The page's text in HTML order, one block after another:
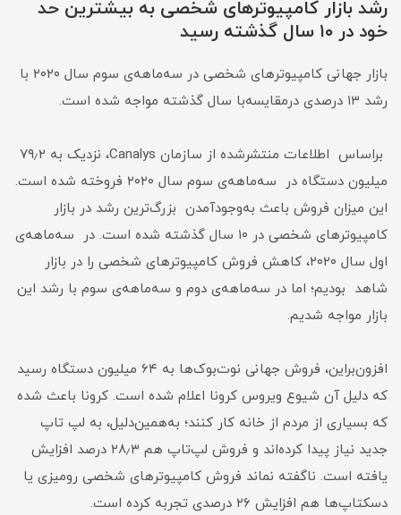
رشد بازار کامپیوترهای شخصی به بیشترین حد
خود در ۱۰ سال گذشته رسید
بازار جهانی کامپیوترهای شخصی در سه‌ماهه‌ی سوم سال ۲۰۲۰ با
رشد ۱۳ درصدی در‌مقایسه‌با سال گذشته مواجه شده است.
براساس اطلاعات منتشر‌شده از سازمان Canalys، نزدیک به ۷۹٫۲
میلیون دستگاه در سه‌ماهه‌ی سوم سال ۲۰۲۰ فروخته شده است.
این میزان فروش باعث به‌وجود‌آمدن بزرگ‌ترین رشد در بازار
کامپیوترهای شخصی در ۱۰ سال گذشته شده است. در سه‌ماهه‌ی
اول سال ۲۰۲۰، کاهش فروش کامپیوترهای شخصی را در بازار
شاهد بودیم؛ اما در سه‌ماهه‌ی دوم و سه‌ماهه‌ی سوم با رشد این
بازار مواجه شدیم.
افزون‌براین، فروش جهانی نوت‌بوک‌ها به ۶۴ میلیون دستگاه رسید
که دلیل آن شیوع ویروس کرونا اعلام شده است. کرونا باعث شده
که بسیاری از مردم از خانه کار کنند؛ به‌همین‌دلیل، به لپ ‌تاپ
جدید نیاز پیدا کرده‌اند و فروش لپ‌تاپ هم ۲۸٫۳ درصد افزایش
یافته است. ناگفته نماند فروش کامپیوترهای شخصی رومیزی یا
دسکتاپ‌ها هم افزایش ۲۶ درصدی تجربه کرده است.